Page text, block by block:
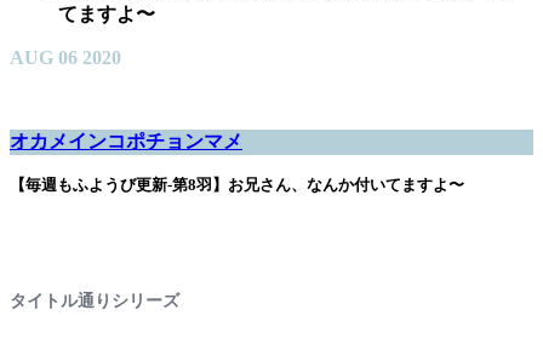
てますよ〜
AUG 06 2020
オカメインコポチョンマメ
【毎週もふようび更新-第8羽】お兄さん、なんか付いてますよ〜
タイトル通りシリーズ